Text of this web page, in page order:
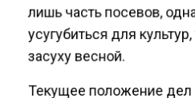
лишь часть посевов,
усугубиться для
засуху весной.
Текущее положение дел